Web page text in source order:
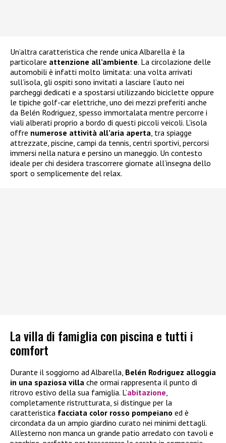
Un’altra caratteristica che rende unica Albarella è la
particolare attenzione all’ambiente. La circolazione delle
automobili è infatti molto limitata: una volta arrivati
sull’isola, gli ospiti sono invitati a lasciare l’auto nei
parcheggi dedicati e a spostarsi utilizzando biciclette oppure
le tipiche golf-car elettriche, uno dei mezzi preferiti anche
da Belén Rodriguez, spesso immortalata mentre percorre i
viali alberati proprio a bordo di questi piccoli veicoli. L’isola
offre numerose attività all’aria aperta, tra spiagge
attrezzate, piscine, campi da tennis, centri sportivi, percorsi
immersi nella natura e persino un maneggio. Un contesto
ideale per chi desidera trascorrere giornate all’insegna dello
sport o semplicemente del relax.
La villa di famiglia con piscina e tutti i
comfort
Durante il soggiorno ad Albarella, Belén Rodriguez alloggia
in una spaziosa villa che ormai rappresenta il punto di
ritrovo estivo della sua famiglia. L’abitazione
completamente ristrutturata, si distingue per la
caratteristica facciata color rosso pompeiano ed è
circondata da un ampio giardino curato nei minimi dettagli.
All’esterno non manca un grande patio arredato con tavoli e